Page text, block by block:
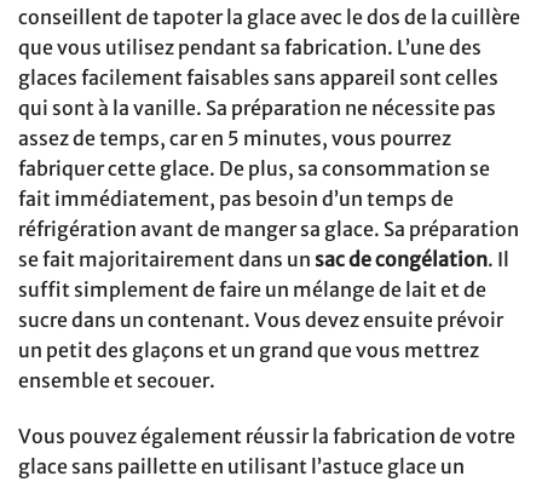
conseillent de tapoter la glace avec le dos de la cuillère
que vous utilisez pendant sa fabrication. L’une des
glaces facilement faisables sans appareil sont celles
qui sont à la vanille. Sa préparation ne nécessite pas
assez de temps, car en 5 minutes, vous pourrez
fabriquer cette glace. De plus, sa consommation se
fait immédiatement, pas besoin d’un temps de
réfrigération avant de manger sa glace. Sa préparation
se fait majoritairement dans un sac de congélation. Il
suffit simplement de faire un mélange de lait et de
sucre dans un contenant. Vous devez ensuite prévoir
un petit des glaçons et un grand que vous mettrez
ensemble et secouer.
Vous pouvez également réussir la fabrication de votre
glace sans paillette en utilisant l’astuce glace un